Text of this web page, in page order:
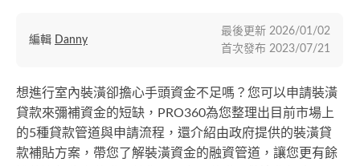
想進行室內裝潢卻擔心手頭資金不足嗎？您可以申請裝潢
貸款來彌補資金的短缺，PRO360為您整理出目前市場上
的5種貸款管道與申請流程，還介紹由政府提供的裝潢貸
款補貼方案，帶您了解裝潢資金的融資管道，讓您更有餘
編輯 Danny
最後更新 2026/01/02
首次發布 2023/07/21